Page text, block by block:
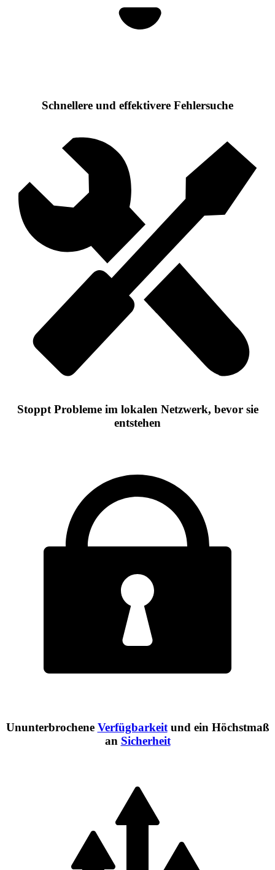
Schnellere und effektivere Fehlersuche
Stoppt Probleme im lokalen Netzwerk, bevor sie
entstehen
Ununterbrochene Verfügbarkeitund ein Höchstmaß
an Sicherheit